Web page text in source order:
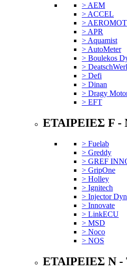
> AEM
> ACCEL
>
> APR
> Aquamist
> AutoMeter
> Boulekos
>
> Defi
> Dinan
> Dragy
> EFT
ΕΤΑΙΡΕΙΕΣ F -
> Fuelab
> Greddy
> GREF
> GripOne
> Holley
> Ignitech
> Injector
> Innovate
> LinkECU
> MSD
> Noco
> NOS
ΕΤΑΙΡΕΙΕΣ N -